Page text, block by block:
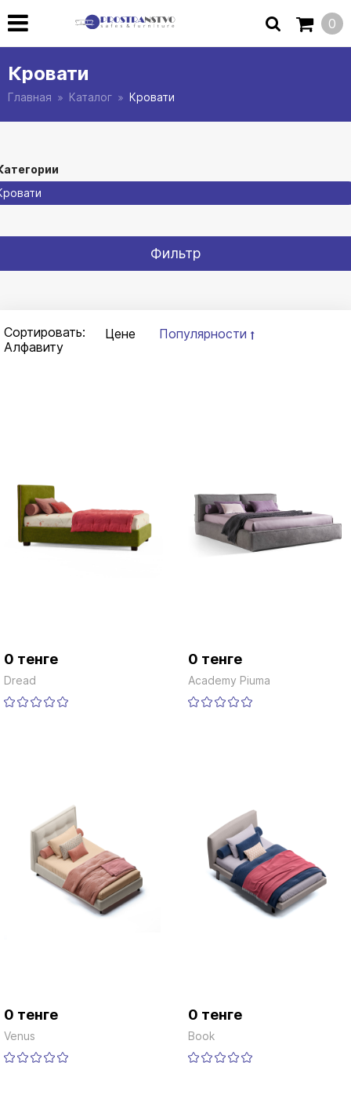
0
Кровати
Главная Каталог Кровати
Фильтр
Сортировать: Цене
Популярности
Алфавиту
0 тенге
Dread
0 тенге
Academy Piuma
0 тенге
Venus
0 тенге
Book